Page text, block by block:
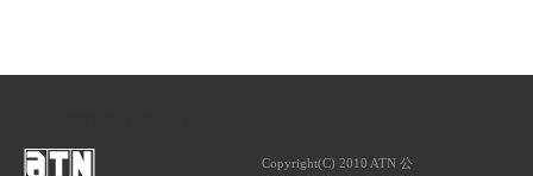
Copyright(C) 2010 ATN 公